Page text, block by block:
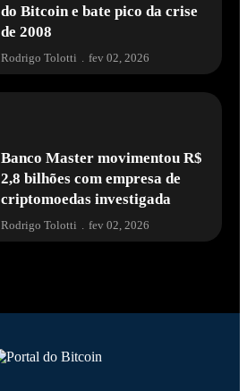
do Bitcoin e bate pico da crise
de 2008
Rodrigo Tolotti fev 02, 2026
Banco Master movimentou R$
2,8 bilhões com empresa de
criptomoedas investigada
Rodrigo Tolotti . fev 02, 2026